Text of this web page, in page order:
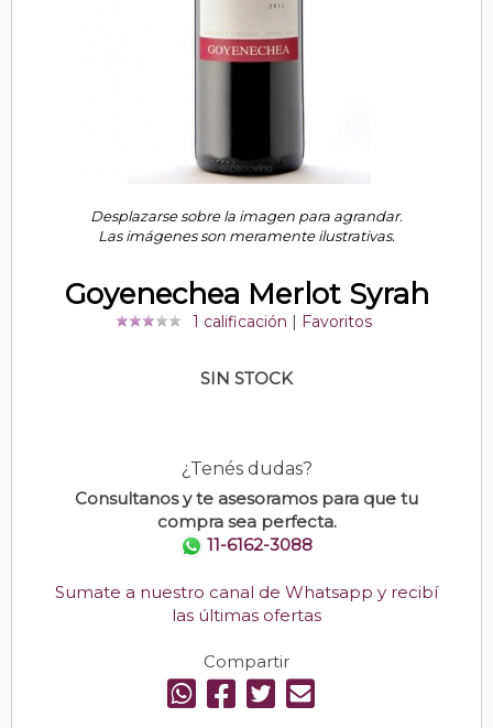
Desplazarse sobre la imagen para agrandar.
Las imágenes son meramente ilustrativas.
Goyenechea Merlot Syrah
1 calificación Favoritos
SIN STOCK
¿Tenés dudas?
Consultanos y te asesoramos para que tu
compra sea perfecta.
11-6162-3088
Sumate a nuestro canal de Whatsapp y recibí
las últimas ofertas
Compartir